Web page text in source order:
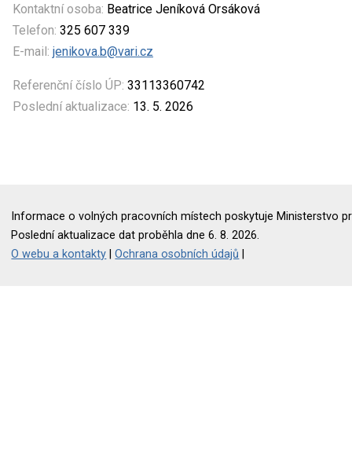
Kontaktní osoba: Beatrice Jeníková Orsáková
Telefon: 325 607 339
E-mail: jenikova.b@vari.cz
Referenční číslo ÚP: 33113360742
Poslední aktualizace: 13. 5. 2026
Informace o volných pracovních místech poskytuje Ministerstvo
Poslední aktualizace dat proběhla dne 6. 8. 2026.
O webu a kontakty |Ochrana osobních údajů